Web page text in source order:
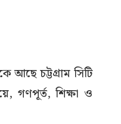
আছে চট্টগ্রাম সিটি
গণপূর্ত, শিক্ষা ও